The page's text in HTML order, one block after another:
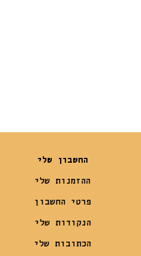
החשבון שלי
ההזמנות שלי
פרטי החשבון
הנקודות שלי
הכתובות שלי